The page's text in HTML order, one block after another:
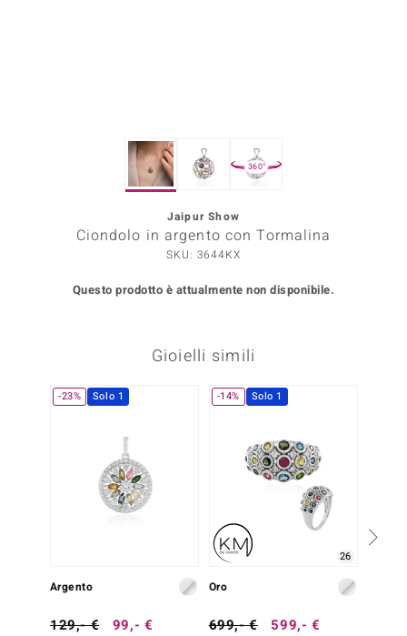
by de Melo
360°
Jaipur Show
Ciondolo in argento con Tormalina
SKU: 3644KX
Questo prodotto è attualmente non disponibile.
Gioielli simili
-23% Solo 1
Argento
129,- € 99,- €
-14% Solo 1
26
Oro
699,- € 599,- €